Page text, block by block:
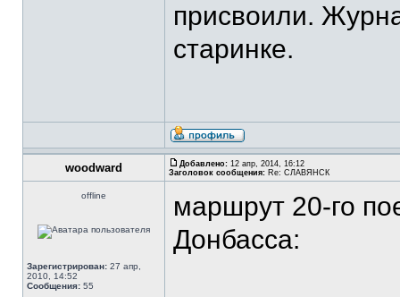
присвоили.
старинке.
woodward Добавлено: 12 апр, 2014, 16:12
Заголовок сообщения: Re: СЛАВЯНСК
offline
Зарегистрирован: 27 апр,
2010, 14:52
Сообщения: 55
маршрут 20-го
Донбасса: